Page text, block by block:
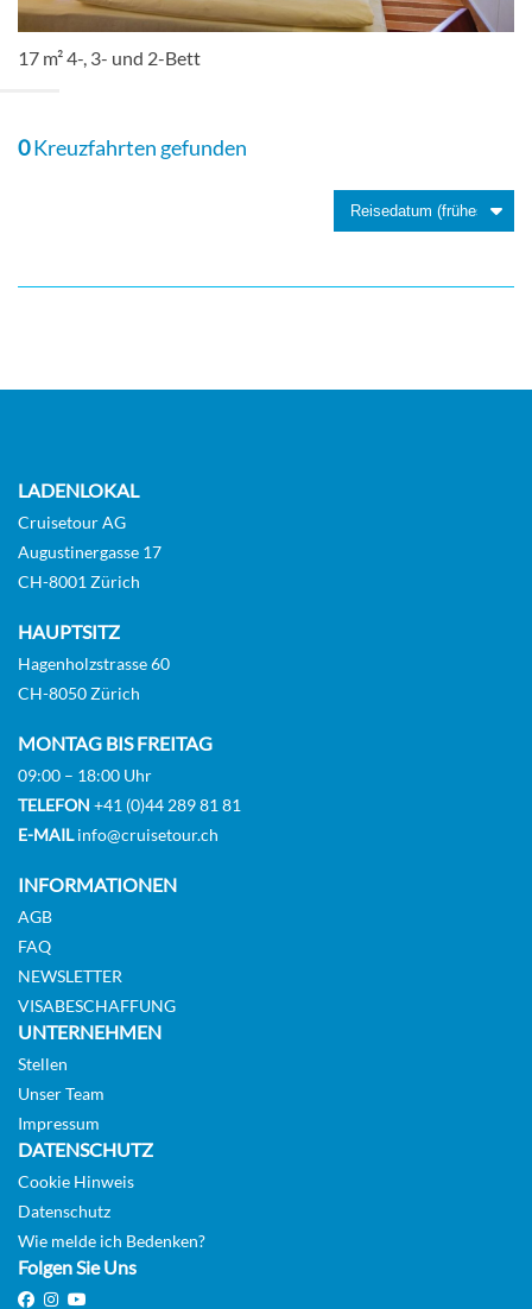
Guarantee Veranda cabin deluxe with
lounge-[DV]
Innenkabine-[IA]
Deck 6
Innenkabine
Innenkabine-[IB]
Deck 6
Innenkabine
17 m² 4-, 3- und 2-Bett
0Kreuzfahrten gefunden
LADENLOKAL
Cruisetour AG
Augustinergasse 17
CH-8001 Zürich
HAUPTSITZ
Hagenholzstrasse 60
CH-8050 Zürich
MONTAG BIS FREITAG
09:00 – 18:00 Uhr
TELEFON +41 (0)44 289 81 81
E-MAILinfo@cruisetour.ch
INFORMATIONEN
AGB
FAQ
NEWSLETTER
VISABESCHAFFUNG
UNTERNEHMEN
Stellen
Unser Team
Impressum
DATENSCHUTZ
Cookie Hinweis
Datenschutz
Wie melde ich Bedenken?
Folgen Sie Uns